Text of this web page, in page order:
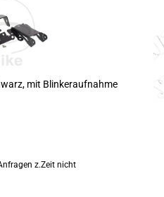
mit Blinkeraufnahme
z.Zeit nicht